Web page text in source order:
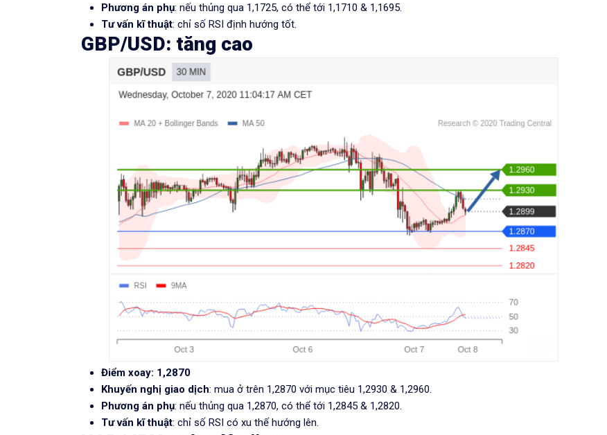
Phương án phụ: nếu thủng qua 1,1725, có thể tới 1,1710 & 1,1695.
Tư vấn kĩ thuật: chỉ số RSI định hướng tốt.
GBP/USD: tăng cao
Điểm xoay: 1,2870
Khuyến nghị giao dịch: mua ở trên 1,2870 với mục tiêu 1,2930 & 1,2960.
Phương án phụ: nếu thủng qua 1,2870, có thể tới 1,2845 & 1,2820.
Tư vấn kĩ thuật: chỉ số RSI có xu thế hướng lên.